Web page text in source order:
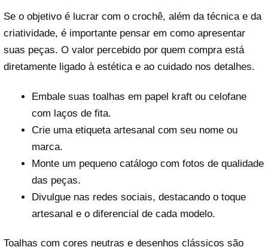
Se o objetivo é lucrar com o crochê, além da técnica e da
criatividade, é importante pensar em como apresentar
suas peças. O valor percebido por quem compra está
diretamente ligado à estética e ao cuidado nos detalhes.
Embale suas toalhas em papel kraft ou celofane
com laços de fita.
Crie uma etiqueta artesanal com seu nome ou
marca.
Monte um pequeno catálogo com fotos de qualidade
das peças.
Divulgue nas redes sociais, destacando o toque
artesanal e o diferencial de cada modelo.
Toalhas com cores neutras e desenhos clássicos são